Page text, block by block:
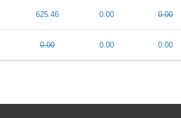
625.46 0.00 0.00
0.00 0.00 0.00